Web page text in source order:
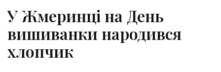
У Жмеринці на День
вишиванки народився
хлопчик